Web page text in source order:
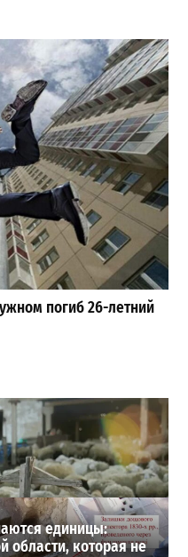
погиб 26-летний
сколько придется
единицы:
области, которая не